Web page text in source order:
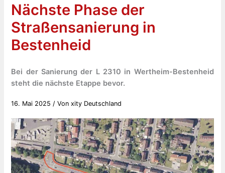
Nächste Phase der
Straßensanierung in
Bestenheid
Bei der Sanierung der L 2310 in Wertheim-Bestenheid
steht die nächste Etappe bevor.
16. Mai 2025 / Vonxity Deutschland